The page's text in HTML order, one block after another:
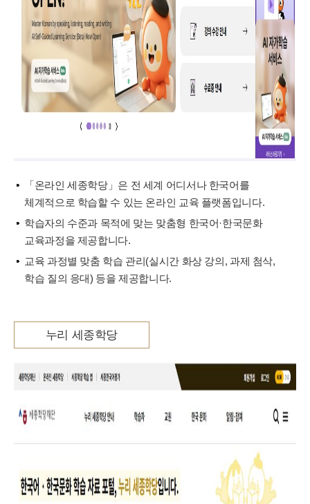
「온라인 세종학당」은 전 세계 어디서나 한국어를
체계적으로 학습할 수 있는 온라인 교육 플랫폼입니다.
학습자의 수준과 목적에 맞는 맞춤형 한국어·한국문화
교육과정을 제공합니다.
교육 과정별 맞춤 학습 관리(실시간 화상 강의, 과제 첨삭,
학습 질의 응대) 등을 제공합니다.
누리 세종학당